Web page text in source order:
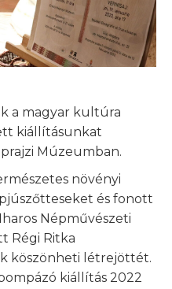
a magyar kultúra
kiállításunkat
Múzeumban.
növényi
és fonott
Népművészeti
Régi Ritka
köszönheti létrejöttét.
kiállítás 2022